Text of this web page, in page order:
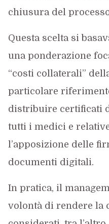
chiusura del
Questa scelta si
una ponderazione
“costi collaterali”
particolare
distribuire certificati
tutti i medici e
l’apposizione delle
documenti digitali.
In pratica, il
volontà di rendere la